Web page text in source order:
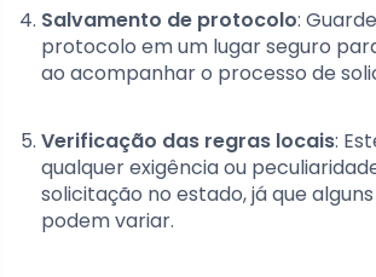
Salvamento de protocolo:
protocolo em um lugar seguro
ao acompanhar o processo de
Verificação das regras locais:
qualquer exigência ou
solicitação no estado, já que
podem variar.